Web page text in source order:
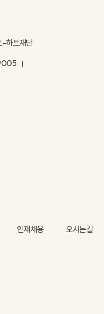
-하트재단
인재채용 오시는길